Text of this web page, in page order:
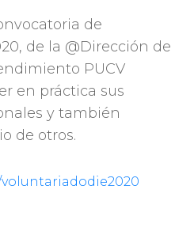
de
de la @Dirección de
PUCV
en práctica sus
y también
de otros.